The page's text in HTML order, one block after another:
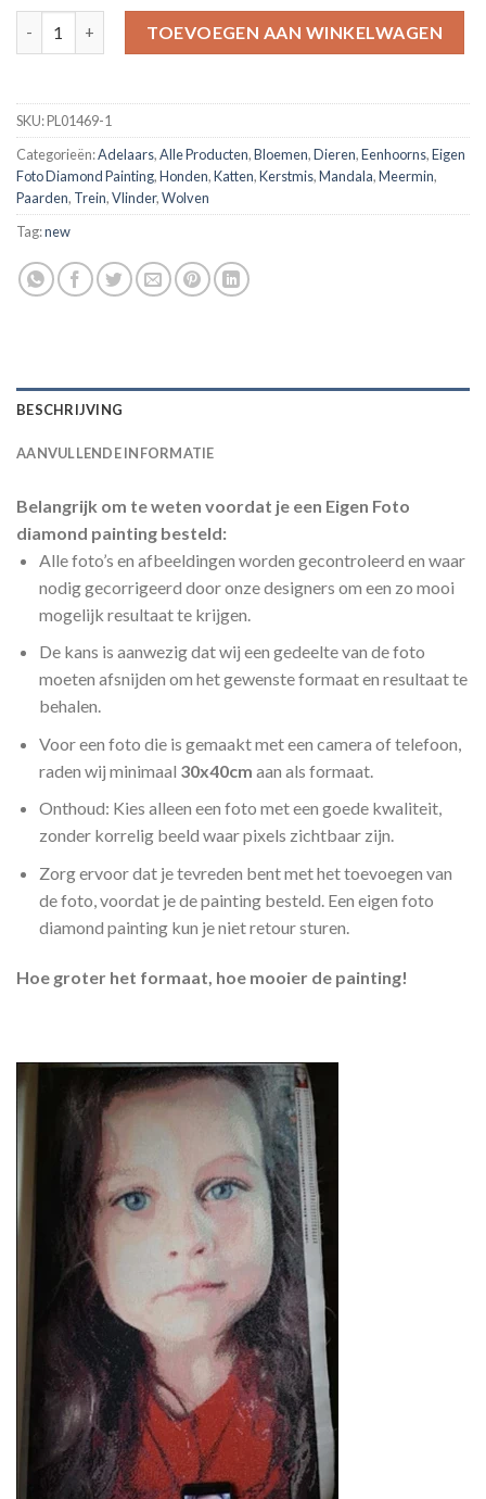
TOEVOEGEN AAN WINKELWAGEN
SKU:PL01469-1
Categorieën:Adelaars,Alle Producten,Bloemen,Dieren,Eenhoorns,Eigen
Foto Diamond Painting,Honden,Katten,Kerstmis,Mandala,Meermin,
Paarden, Trein,Vlinder,Wolven
Tag:new
BESCHRIJVING
AANVULLENDE INFORMATIE
Belangrijk om te weten voordat je een Eigen Foto
diamond painting besteld:
Alle foto’s en afbeeldingen worden gecontroleerd en waar
nodig gecorrigeerd door onze designers om een zo mooi
mogelijk resultaat te krijgen.
De kans is aanwezig dat wij een gedeelte van de foto
moeten afsnijden om het gewenste formaat en resultaat te
behalen.
Voor een foto die is gemaakt met een camera of telefoon,
raden wij minimaal 30x40cm aan als formaat.
Onthoud: Kies alleen een foto met een goede kwaliteit,
zonder korrelig beeld waar pixels zichtbaar zijn.
Zorg ervoor dat je tevreden bent met het toevoegen van
de foto, voordat je de painting besteld. Een eigen foto
diamond painting kun je niet retour sturen.
Hoe groter het formaat, hoe mooier de painting!